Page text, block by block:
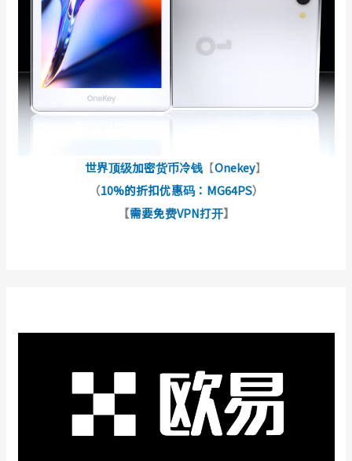
世界顶级加密货币冷钱 【Onekey】
（10%的折扣优惠码：MG64PS）
【需要免费VPN打开】